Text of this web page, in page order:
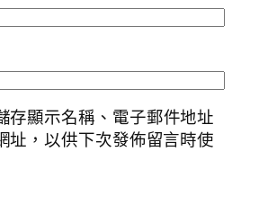
存顯示名稱、電子郵件地址
址，以供下次發佈留言時使